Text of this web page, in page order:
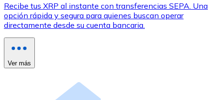
Recibe tus XRP al instante con transferencias SEPA. Una
opción rápida y segura para quienes buscan operar
directamente desde su cuenta bancaria.
Ver más